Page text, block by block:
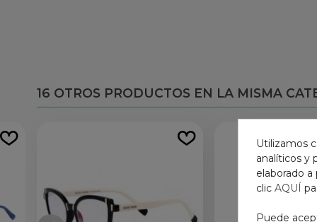
16 OTROS PRODUCTOS EN LA MISMA
Utilizamos
analíticos y
elaborado
clic AQUÍ
Puede